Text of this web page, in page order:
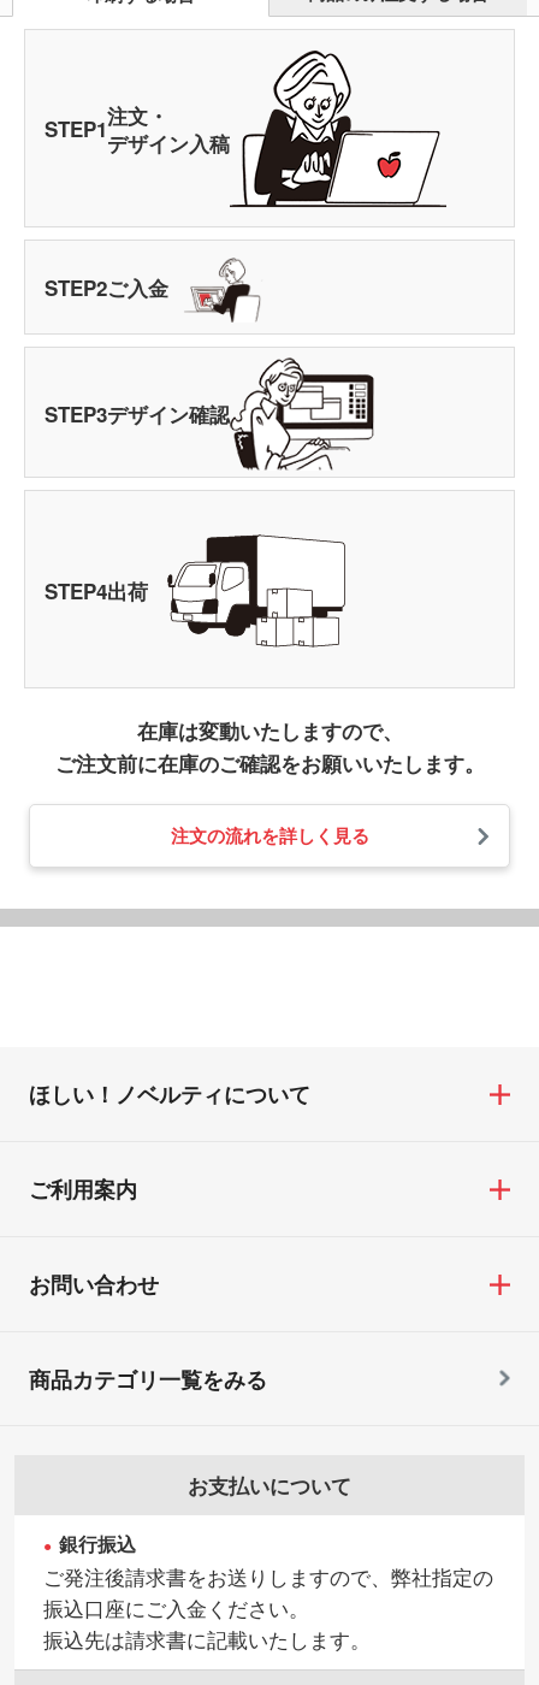
STEP1注文・
デザイン入稿
STEP2ご入金
STEP3デザイン確認
STEP4出荷
在庫は変動いたしますので、
ご注文前に在庫のご確認をお願いいたします。
注文の流れを詳しく見る
ほしい！ノベルティについて
ご利用案内
お問い合わせ
お支払いについて
銀行振込
ご発注後請求書をお送りしますので、弊社指定の
振込口座にご入金ください。
振込先は請求書に記載いたします。
商品カテゴリ一覧をみる